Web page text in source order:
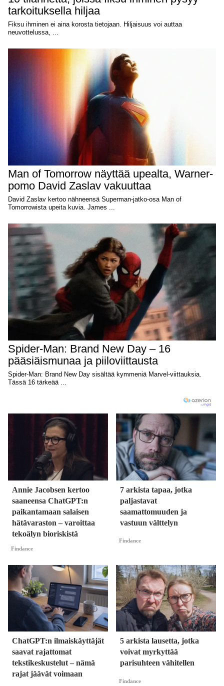
Annie Jacobsen kertoo
saaneensa ChatGPT:n
paikantamaan salaisen
hätävaraston – varoittaa
tekoälyn bioriskistä
Findance
7 arkista tapaa, jotka
paljastavat
saamattomuuden ja
vastuun välttelyn
Findance
ChatGPT:n ilmaiskäyttäjät
saavat rajattomat
tekstikeskustelut – nämä
rajat jäävät voimaan
5 arkista lausetta, jotka
voivat myrkyttää
parisuhteen vähitellen
Findance